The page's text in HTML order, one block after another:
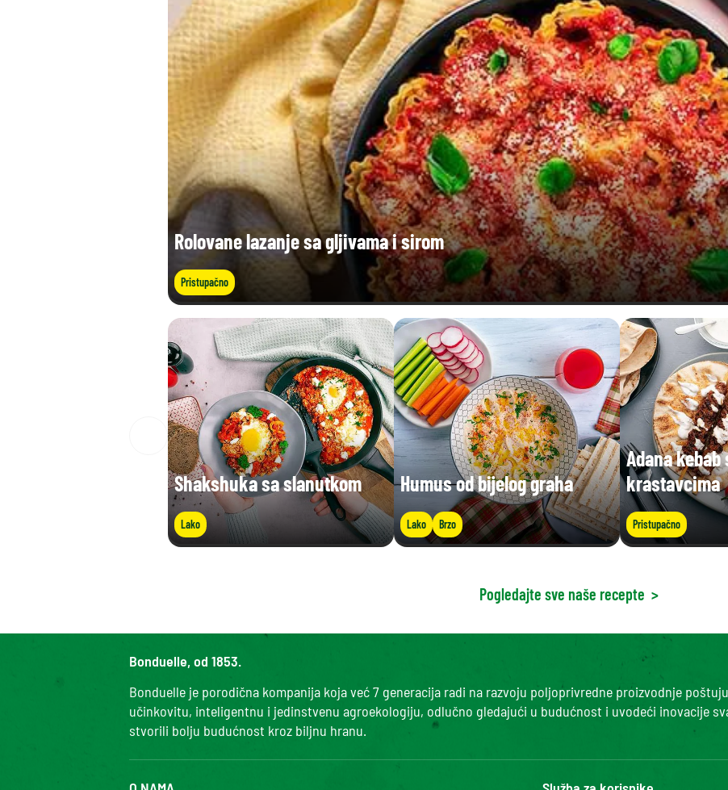
Rolovane lazanje sa gljivama i sirom
Pristupačno
Shakshuka sa slanutkom
Lako
Humus od bijelog graha
Lako Brzo
Adana
krastavcima
Pristupačno
Pogledajte sve naše recepte >
Bonduelle, od 1853.
Bonduelle je porodična kompanija koja već 7 generacija radi na razvoju poljoprivredne proizvodnje
učinkovitu, inteligentnu i jedinstvenu agroekologiju, odlučno gledajući u budućnost i uvodeći inovacije
stvorili bolju budućnost kroz biljnu hranu.